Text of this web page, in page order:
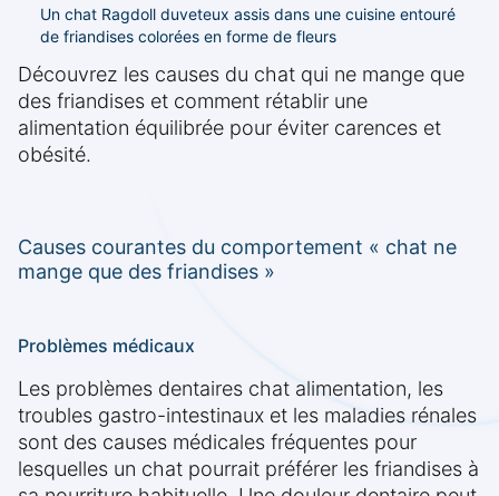
Un chat Ragdoll duveteux assis dans une cuisine entouré
de friandises colorées en forme de fleurs
Découvrez les causes du chat qui ne mange que
des friandises et comment rétablir une
alimentation équilibrée pour éviter carences et
obésité.
Causes courantes du comportement « chat ne
mange que des friandises »
Problèmes médicaux
Les problèmes dentaires chat alimentation, les
troubles gastro-intestinaux et les maladies rénales
sont des causes médicales fréquentes pour
lesquelles un chat pourrait préférer les friandises à